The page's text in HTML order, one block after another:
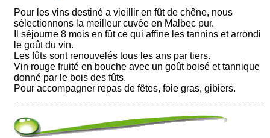
Pour les vins destiné a vieillir en fût de chêne, nous
sélectionnons la meilleur cuvée en Malbec pur.
Il séjourne 8 mois en fût ce qui affine les tannins et arrondi
le goût du vin.
Les fûts sont renouvelés tous les ans par tiers.
Vin rouge fruité en bouche avec un goût boisé et tannique
donné par le bois des fûts.
Pour accompagner repas de fêtes, foie gras, gibiers.